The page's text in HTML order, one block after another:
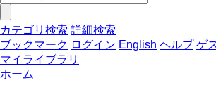
カテゴリ検索 詳細検索
ブックマーク ログイン English ヘルプ ゲ
マイライブラリ
ホーム